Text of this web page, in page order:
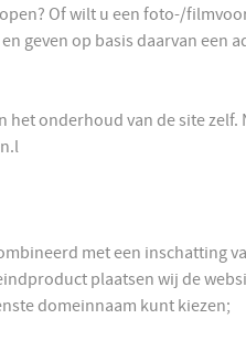
Of wilt u een foto-/
geven op basis daarvan een
onderhoud van de site
met een inschatting
plaatsen wij de
domeinnaam kunt kiezen;